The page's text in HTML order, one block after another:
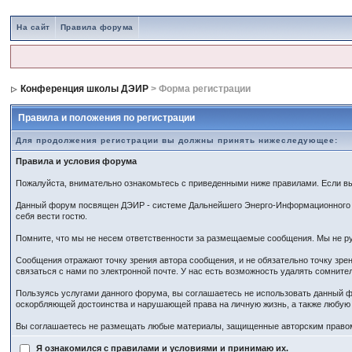
На сайт Правила форума
Конференция школы ДЭИР > Форма регистрации
Правила и положения по регистрации
Для продолжения регистрации вы должны принять нижеследующее:
Правила и условия форума
Пожалуйста, внимательно ознакомьтесь с приведенными ниже правилами. Если
Данный форум посвящен ДЭИР - системе Дальнейшего Энерго-Информационного
себя вести гостю.
Помните, что мы не несем ответственности за размещаемые сообщения. Мы не
Сообщения отражают точку зрения автора сообщения, и не обязательно точку
связаться с нами по электронной почте. У нас есть возможность удалять
Пользуясь услугами данного форума, вы соглашаетесь не использовать
оскорбляющей достоинства и нарушающей права на личную жизнь, а также
Вы соглашаетесь не размещать любые материалы, защищенные авторским
Я ознакомился с правилами и условиями и принимаю их.